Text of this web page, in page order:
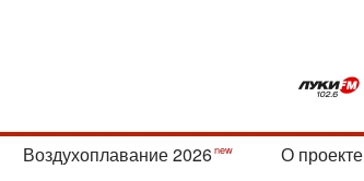
Воздухоплавание 2026 О проекте